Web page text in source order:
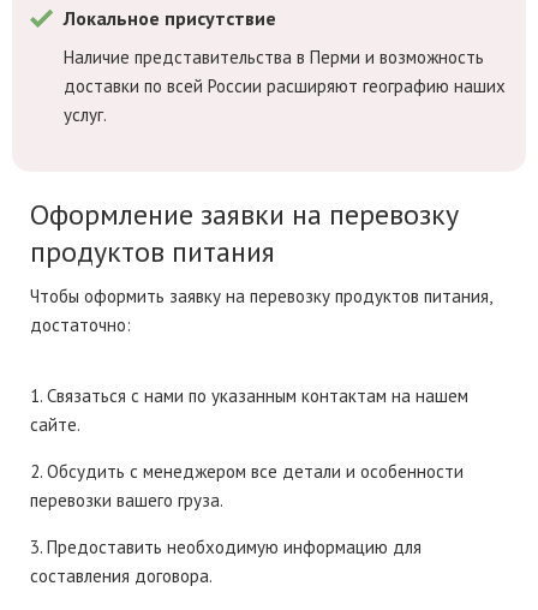
Локальное присутствие
Наличие представительства в Перми и возможность
доставки по всей России расширяют географию наших
услуг.
Оформление заявки на перевозку
продуктов питания
Чтобы оформить заявку на перевозку продуктов питания,
достаточно:
1. Связаться с нами по указанным контактам на нашем
сайте.
2. Обсудить с менеджером все детали и особенности
перевозки вашего груза.
3. Предоставить необходимую информацию для
составления договора.